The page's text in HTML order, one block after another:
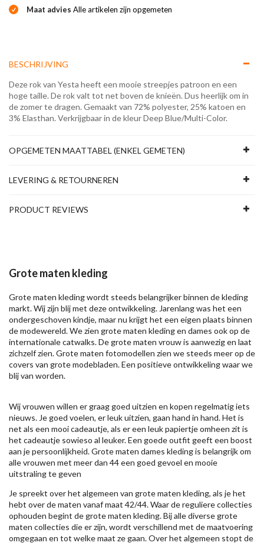
Maat advies Alle artikelen zijn opgemeten
BESCHRIJVING
Deze rok van Yesta heeft een mooie streepjes patroon en een
hoge taille. De rok valt tot net boven de knieën. Dus heerlijk om in
de zomer te dragen. Gemaakt van 72% polyester, 25% katoen en
3% Elasthan. Verkrijgbaar in de kleur Deep Blue/Multi-Color.
OPGEMETEN MAATTABEL (ENKEL GEMETEN)
LEVERING & RETOURNEREN
PRODUCT REVIEWS
Grote maten kleding
Grote maten kleding wordt steeds belangrijker binnen de kleding
markt. Wij zijn blij met deze ontwikkeling. Jarenlang was het een
ondergeschoven kindje, maar nu krijgt het een eigen plaats binnen
de modewereld. We zien grote maten kleding en dames ook op de
internationale catwalks. De grote maten vrouw is aanwezig en laat
zichzelf zien. Grote maten fotomodellen zien we steeds meer op de
covers van grote modebladen. Een positieve ontwikkeling waar we
blij van worden.
Wij vrouwen willen er graag goed uitzien en kopen regelmatig iets
nieuws. Je goed voelen, er leuk uitzien, gaan hand in hand. Het is
net als een mooi cadeautje, als er een leuk papiertje omheen zit is
het cadeautje sowieso al leuker. Een goede outfit geeft een boost
aan je persoonlijkheid. Grote maten dames kleding is belangrijk om
alle vrouwen met meer dan 44 een goed gevoel en mooie
uitstraling te geven
Je spreekt over het algemeen van grote maten kleding, als je het
hebt over de maten vanaf maat 42/44. Waar de reguliere collecties
ophouden begint de grote maten kleding. Bij alle diverse grote
maten collecties die er zijn, wordt verschillend met de maatvoering
omgegaan en tot welke maat ze gaan. Over het algemeen stopt de